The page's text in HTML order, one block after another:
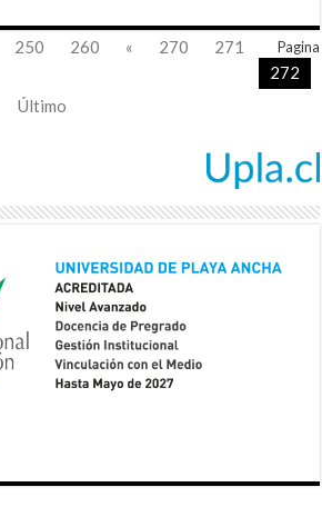
Pagina
250 260 « 270
271
272
Último